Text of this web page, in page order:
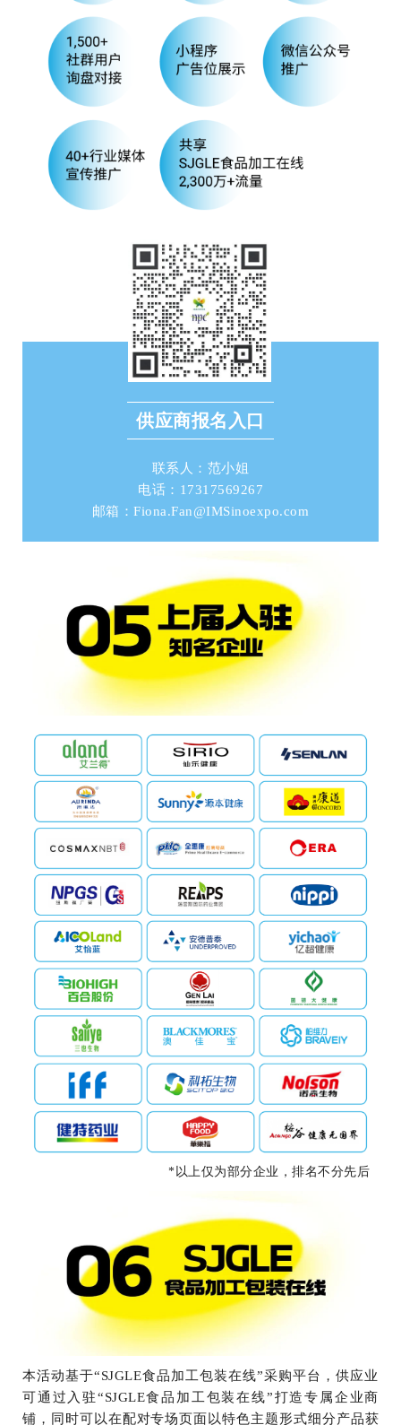
供应商报名入口
联系人：范小姐
电话：17317569267
邮箱：Fiona.Fan@IMSinoexpo.com
*以上仅为部分企业，排名不分先后
本活动基于“SJGLE食品加工包装在线”采购平台，供应业
可通过入驻“SJGLE食品加工包装在线”打造专属企业商
铺，同时可以在配对专场页面以特色主题形式细分产品获